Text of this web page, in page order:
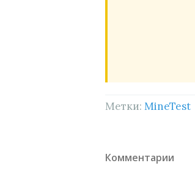
Метки: MineTest
Комментарии